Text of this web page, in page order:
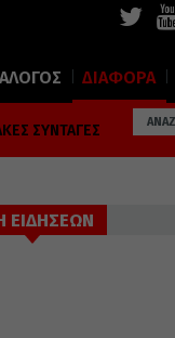
ΔΙΑΦΟΡΑ
ΣΥΝΤΑΓΕΣ
ΕΙΔΗΣΕΩΝ